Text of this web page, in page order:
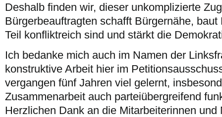
Deshalb finden wir, dieser unkomplizierte
Bürgerbeauftragten schafft Bürgernähe,
Teil konfliktreich sind und stärkt die
Ich bedanke mich auch im Namen der
konstruktive Arbeit hier im
vergangen fünf Jahren viel gelernt,
Zusammenarbeit auch parteiübergreifend
Herzlichen Dank an die Mitarbeiterinnen und